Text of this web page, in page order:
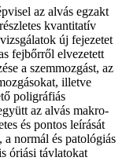
az alvás egzakt
kvantitatív
új fejezetet
fejbőrről elvezetett
a szemmozgást, az
illetve
poligráfiás
az alvás makro-
és pontos leírását
a normál és patológiás
óriási távlatokat